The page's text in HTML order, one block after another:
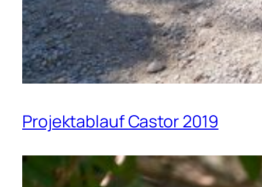
Projektablauf Castor 2019